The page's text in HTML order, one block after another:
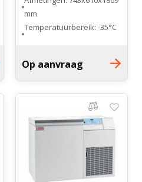
mm
Temperatuurbereik: -35°C
Op aanvraag